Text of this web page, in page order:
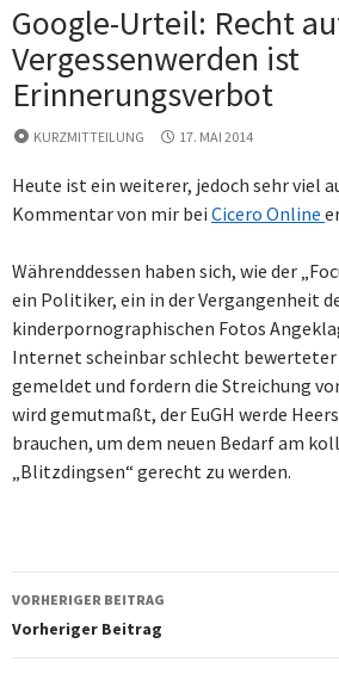
Google-Urteil: Recht
Vergessenwerden ist
Erinnerungsverbot
KURZMITTEILUNG 17. MAI 2014
Heute ist ein weiterer, jedoch sehr viel
Kommentar von mir bei Cicero Online
Währenddessen haben sich, wie der
ein Politiker, ein in der Vergangenheit
kinderpornographischen Fotos
Internet scheinbar schlecht
gemeldet und fordern die Streichung
wird gemutmaßt, der EuGH werde
brauchen, um dem neuen Bedarf am
„Blitzdingsen“ gerecht zu werden.
Beitragsnavigation
VORHERIGER BEITRAG
Vorheriger Beitrag